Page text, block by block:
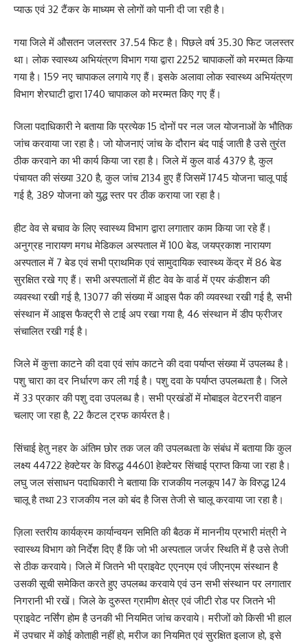
प्याऊ एवं 32 टैंकर के माध्यम से लोगों को पानी दी जा रही है।
गया जिले में औसतन जलस्तर 37.54 फिट है। पिछले वर्ष 35.30 फिट जलस्तर
था। लोक स्वास्थ्य अभियंत्रण विभाग गया द्वारा 2252 चापाकलों को मरम्मत किया
गया है। 159 नए चापाकल लगाये गए हैं। इसके अलावा लोक स्वास्थ्य अभियंत्रण
विभाग शेरघाटी द्वारा 1740 चापाकल को मरम्मत किए गए हैं।
जिला पदाधिकारी ने बताया कि प्रत्येक 15 दोनों पर नल जल योजनाओं के भौतिक
जांच करवाया जा रहा है। जो योजनाएं जांच के दौरान बंद पाई जाती है उसे तुरंत
ठीक करवाने का भी कार्य किया जा रहा है। जिले में कुल वार्ड 4379 है, कुल
पंचायत की संख्या 320 है, कुल जांच 2134 हुए हैं जिसमें 1745 योजना चालू पाई
गई है, 389 योजना को युद्ध स्तर पर ठीक कराया जा रहा है।
हीट वेव से बचाव के लिए स्वास्थ्य विभाग द्वारा लगातार काम किया जा रहे हैं।
अनुग्रह नारायण मगध मेडिकल अस्पताल में 100 बेड, जयप्रकाश नारायण
अस्पताल में 7 बेड एवं सभी प्राथमिक एवं सामुदायिक स्वास्थ्य केंद्र में 86 बेड
सुरक्षित रखे गए हैं। सभी अस्पतालों में हीट वेव के वार्ड में एयर कंडीशन की
व्यवस्था रखी गई है, 13077 की संख्या में आइस पैक की व्यवस्था रखी गई है, सभी
संस्थान में आइस फैक्ट्री से टाई अप रखा गया है, 46 संस्थान में डीप फ्रीजर
संचालित रखी गई है।
जिले में कुत्ता काटने की दवा एवं सांप काटने की दवा पर्याप्त संख्या में उपलब्ध है।
पशु चारा का दर निर्धारण कर ली गई है। पशु दवा के पर्याप्त उपलब्धता है। जिले
में 33 प्रकार की पशु दवा उपलब्ध है। सभी प्रखंडों में मोबाइल वेटरनरी वाहन
चलाए जा रहा है, 22 कैटल ट्रफ कार्यरत है।
सिंचाई हेतु नहर के अंतिम छोर तक जल की उपलब्धता के संबंध में बताया कि कुल
लक्ष्य 44722 हेक्टेयर के विरुद्ध 44601 हेक्टेयर सिंचाई प्राप्त किया जा रहा है।
लघु जल संसाधन पदाधिकारी ने बताया कि राजकीय नलकूप 147 के विरुद्ध 124
चालू है तथा 23 राजकीय नल को बंद है जिस तेजी से चालू करवाया जा रहा है।
ज़िला स्तरीय कार्यक्रम कार्यान्वयन समिति की बैठक में माननीय प्रभारी मंत्री ने
स्वास्थ्य विभाग को निर्देश दिए हैं कि जो भी अस्पताल जर्जर स्थिति में है उसे तेजी
से ठीक करवाये। जिले में जितने भी प्राइवेट एएनएम एवं जीएनएम संस्थान है
उसकी सूची समेकित करते हुए उपलब्ध करवाये एवं उन सभी संस्थान पर लगातार
निगरानी भी रखें। जिले के दुरुस्त ग्रामीण क्षेत्र एवं जीटी रोड पर जितने भी
प्राइवेट नर्सिंग होम है उनकी भी नियमित जांच करवाये। मरीजों को किसी भी हाल
में उपचार में कोई कोताही नहीं हो, मरीज का नियमित एवं सुरक्षित इलाज हो, इसे